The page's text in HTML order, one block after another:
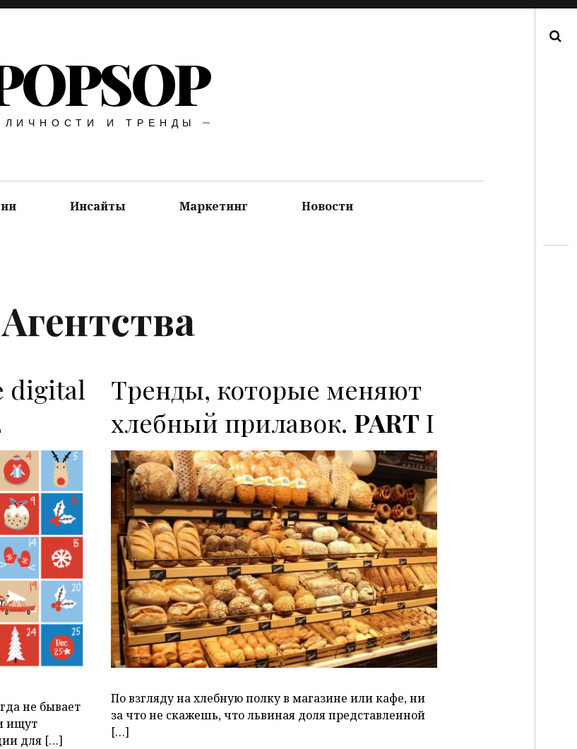
ЛИЧНОСТИ И ТРЕНДЫ
Инсайты Маркетинг Новости
Агентства
digital
не бывает
ищут
для […]
Тренды, которые меняют
хлебный прилавок. PART I
P
По взгляду на хлебную полку в магазине или кафе, ни
за что не скажешь, что львиная доля представленной
[…]